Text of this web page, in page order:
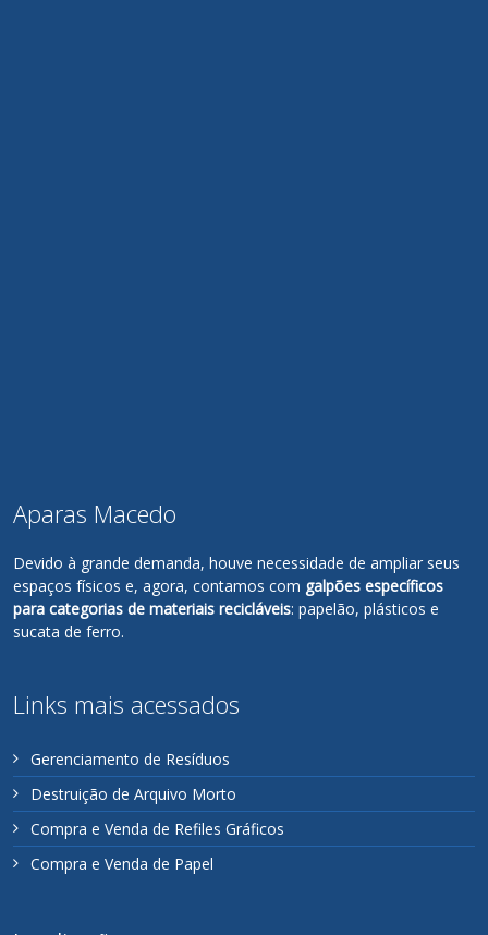
Aparas Macedo
Devido à grande demanda, houve necessidade de ampliar seus
espaços físicos e, agora, contamos com galpões específicos
para categorias de materiais recicláveis: papelão, plásticos e
sucata de ferro.
Links mais acessados
Gerenciamento de Resíduos
Destruição de Arquivo Morto
Compra e Venda de Refiles Gráficos
Compra e Venda de Papel